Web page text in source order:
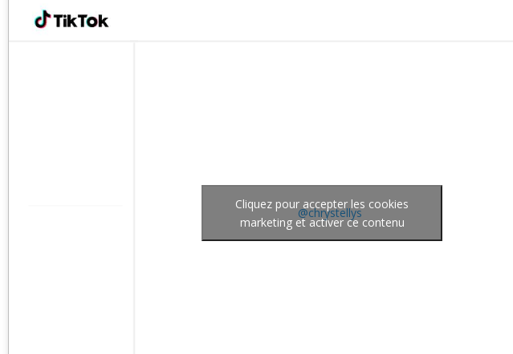
@chrystellys
Cliquez pour accepter les cookies
marketing et activer ce contenu